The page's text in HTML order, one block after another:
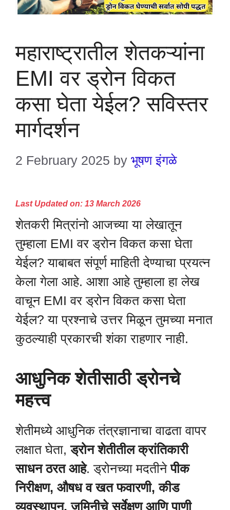
महाराष्ट्रातील शेतकऱ्यांना
EMI वर ड्रोन विकत
कसा घेता येईल? सविस्तर
मार्गदर्शन
2 February 2025 by भूषण इंगळे
Last Updated on: 13 March 2026
शेतकरी मित्रांनो आजच्या या लेखातून
तुम्हाला EMI वर ड्रोन विकत कसा घेता
येईल? याबाबत संपूर्ण माहिती देण्याचा प्रयत्न
केला गेला आहे. आशा आहे तुम्हाला हा लेख
वाचून EMI वर ड्रोन विकत कसा घेता
येईल? या प्रश्नाचे उत्तर मिळून तुमच्या मनात
कुठल्याही प्रकारची शंका राहणार नाही.
आधुनिक शेतीसाठी ड्रोनचे
महत्त्व
शेतीमध्ये आधुनिक तंत्रज्ञानाचा वाढता वापर
लक्षात घेता,ड्रोन शेतीतील क्रांतिकारी
साधन ठरत आहे. ड्रोनच्या मदतीनेपीक
निरीक्षण, औषध व खत फवारणी, कीड
व्यवस्थापन, जमिनीचे सर्वेक्षण आणि पाणी